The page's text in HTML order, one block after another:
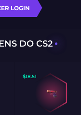
LOGIN
DO CS2
$18.51